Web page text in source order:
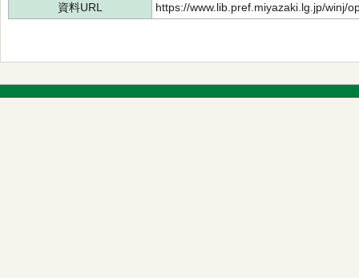
資料URL
https://www.lib.pref.miyazaki.lg.jp/winj/